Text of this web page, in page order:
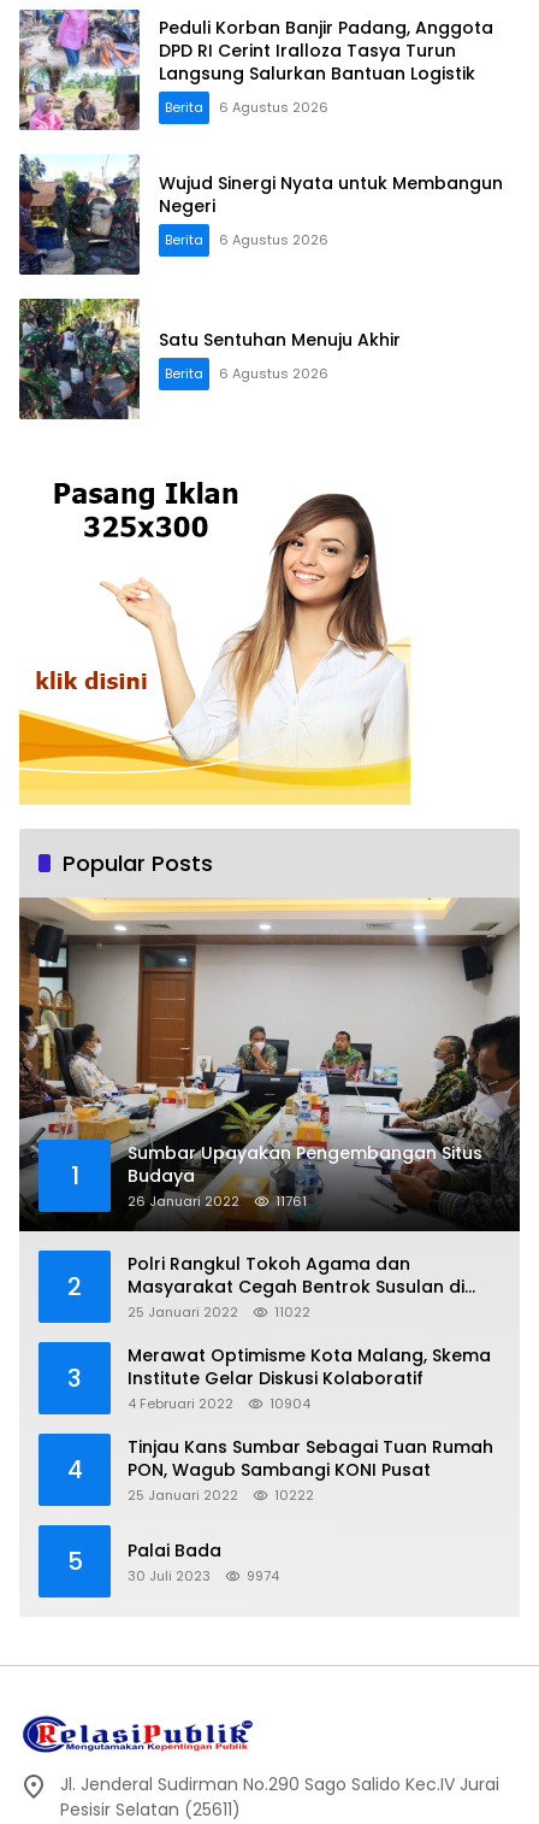
Peduli Korban Banjir Padang, Anggota
DPD RI Cerint Iralloza Tasya Turun
Langsung Salurkan Bantuan Logistik
Berita 6 Agustus 2026
Wujud Sinergi Nyata untuk Membangun
Negeri
Berita 6 Agustus 2026
Satu Sentuhan Menuju Akhir
Berita 6 Agustus 2026
Popular Posts
1
Sumbar Upayakan Pengembangan Situs
Budaya
26 Januari 2022 11761
2
Polri Rangkul Tokoh Agama dan
Masyarakat Cegah Bentrok Susulan di
Sorong
25 Januari 2022 11022
3
Merawat Optimisme Kota Malang, Skema
Institute Gelar Diskusi Kolaboratif
4 Februari 2022 10904
4
Tinjau Kans Sumbar Sebagai Tuan Rumah
PON, Wagub Sambangi KONI Pusat
25 Januari 2022 10222
5 Palai Bada
30 Juli 2023 9974
Jl. Jenderal Sudirman No.290 Sago Salido Kec.IV Jurai
Pesisir Selatan (25611)